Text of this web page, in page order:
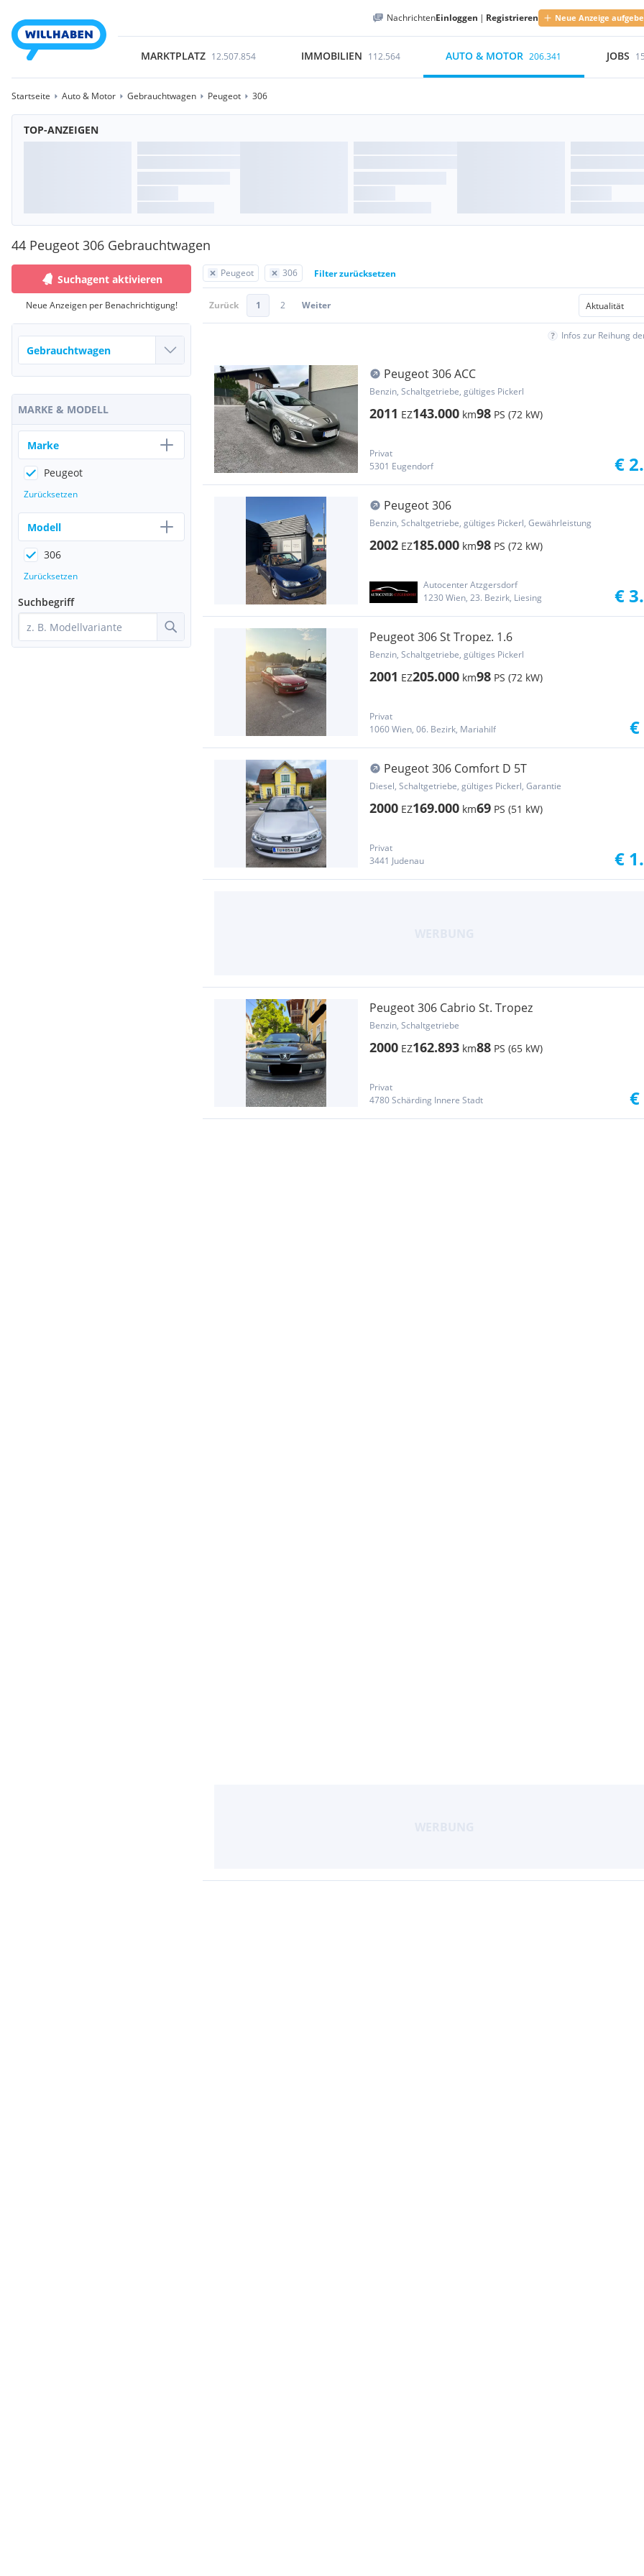
NachrichtenEinloggen | Registrieren Neue Anzeige
MARKTPLATZ 12.507.854 IMMOBILIEN 112.564 AUTO & MOTOR 206.341 JOBS
Startseite Auto & Motor Gebrauchtwagen Peugeot 306
TOP-ANZEIGEN
44 Peugeot 306 Gebrauchtwagen
Peugeot 306 Filter zurücksetzen
Zurück 1 2 Weiter
Infos zur Reihung
Peugeot 306 ACC
Benzin, Schaltgetriebe, gültiges Pickerl
2011 EZ143.000 km98 PS (72 kW)
Privat
5301 Eugendorf
€
Peugeot 306
Benzin, Schaltgetriebe, gültiges Pickerl, Gewährleistung
2002 EZ185.000 km98 PS (72 kW)
Autocenter Atzgersdorf
1230 Wien, 23. Bezirk, Liesing
€
Peugeot 306 St Tropez. 1.6
Benzin, Schaltgetriebe, gültiges Pickerl
2001 EZ205.000 km98 PS (72 kW)
Privat
1060 Wien, 06. Bezirk, Mariahilf
€
Peugeot 306 Comfort D 5T
Diesel, Schaltgetriebe, gültiges Pickerl, Garantie
2000 EZ169.000 km69 PS (51 kW)
Privat
3441 Judenau
€
Peugeot 306 Cabrio St. Tropez
Benzin, Schaltgetriebe
2000 EZ162.893 km88 PS (65 kW)
Privat
4780 Schärding Innere Stadt
€
Suchagent aktivieren
Neue Anzeigen per Benachrichtigung!
MARKE & MODELL
Marke
Peugeot
Zurücksetzen
Modell
306
Zurücksetzen
Suchbegriff